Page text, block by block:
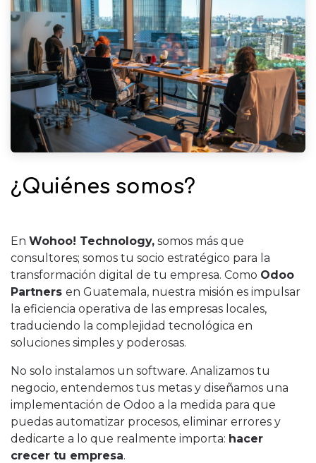
¿Quiénes somos?
En Wohoo! Technology, somos más que
consultores; somos tu socio estratégico para la
transformación digital de tu empresa. Como Odoo
Partners en Guatemala, nuestra misión es impulsar
la eficiencia operativa de las empresas locales,
traduciendo la complejidad tecnológica en
soluciones simples y poderosas.
No solo instalamos un software. Analizamos tu
negocio, entendemos tus metas y diseñamos una
implementación de Odoo a la medida para que
puedas automatizar procesos, eliminar errores y
dedicarte a lo que realmente importa: hacer
crecer tu empresa.